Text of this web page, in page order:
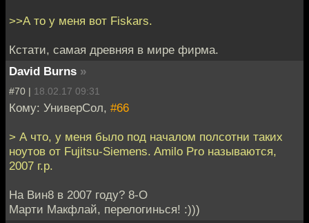
>>А то у меня вот Fiskars.
Кстати, самая древняя в мире фирма.
David Burns »
#70 | 18.02.17 09:31
Кому: УниверСол, #66
> А что, у меня было под началом полсотни таких
ноутов от Fujitsu-Siemens. Amilo Pro называются,
2007 г.р.
На Вин8 в 2007 году? 8-O
Марти Макфлай, перелогинься! :)))